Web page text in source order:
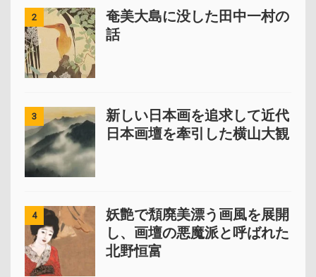
2
奄美大島に没した田中一村の
話
3
新しい日本画を追求して近代
日本画壇を牽引した横山大観
4
妖艶で頽廃美漂う画風を展開
し、画壇の悪魔派と呼ばれた
北野恒富